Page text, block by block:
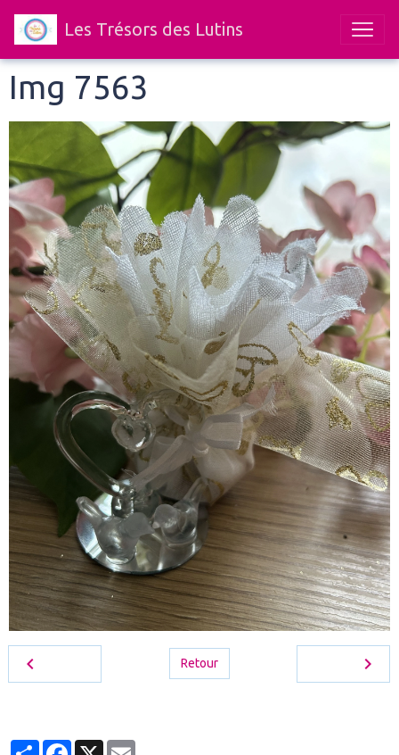
Les Trésors des Lutins
Img 7563
Retour
PartagerFacebook
X